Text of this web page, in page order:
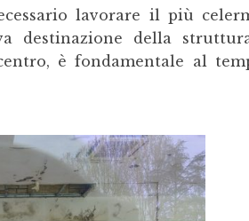
lavorare il più
destinazione della
è fondamentale al